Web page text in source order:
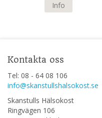
Info
Kontakta oss
Tel: 08 - 64 08 106
info@skanstullshalsokost.se
Skanstulls Hälsokost
Ringvägen 106